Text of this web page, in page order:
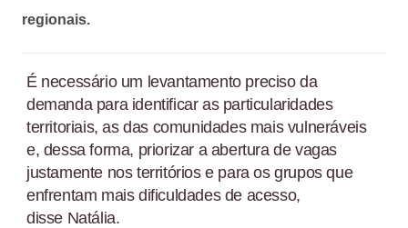
regionais.
É necessário um levantamento preciso da
demanda para identificar as particularidades
territoriais, as das comunidades mais vulneráveis
e, dessa forma, priorizar a abertura de vagas
justamente nos territórios e para os grupos que
enfrentam mais dificuldades de acesso,
disse Natália.